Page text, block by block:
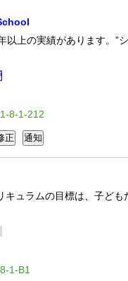
以上の実績があります。”
8-1-212
キュラムの目標は、子ども
1-B1